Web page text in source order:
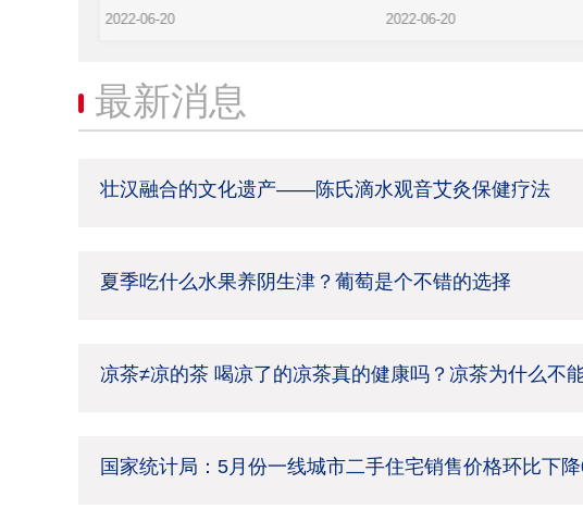
2022-06-20 2022-06-20
最新消息
壮汉融合的文化遗产——陈氏滴水观音艾灸保健疗法
夏季吃什么水果养阴生津？葡萄是个不错的选择
凉茶≠凉的茶 喝凉了的凉茶真的健康吗？凉茶为什么不
国家统计局：5月份一线城市二手住宅销售价格环比下